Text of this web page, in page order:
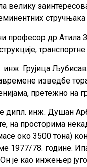
велику
професор др
Грујица
изведбе
претежно на
инж. Душан
на просторима
око 3500 тона)
1977/78. године.
је као инжењер